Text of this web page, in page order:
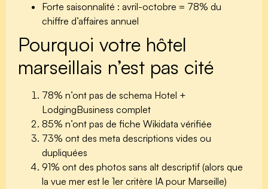
Forte saisonnalité : avril-octobre = 78% du
chiffre d’affaires annuel
Pourquoi votre hôtel
marseillais n’est pas cité
78% n’ont pas de schema Hotel +
LodgingBusiness complet
85% n’ont pas de fiche Wikidata vérifiée
73% ont des meta descriptions vides ou
dupliquées
91% ont des photos sans alt descriptif (alors que
la vue mer est le 1er critère IA pour Marseille)